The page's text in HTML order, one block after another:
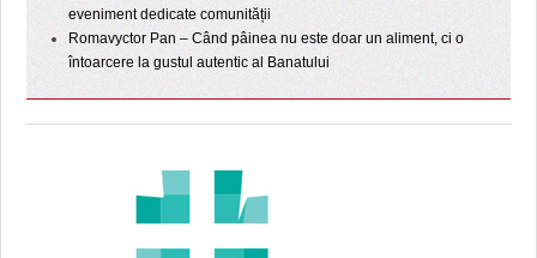
eveniment dedicate comunității
Romavyctor Pan – Când pâinea nu este doar un aliment, ci o
întoarcere la gustul autentic al Banatului